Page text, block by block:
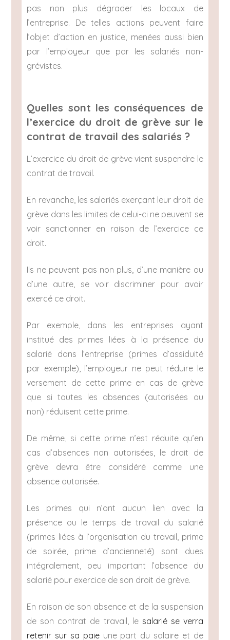
pas non plus dégrader les locaux de
l’entreprise. De telles actions peuvent faire
l’objet d’action en justice, menées aussi bien
par l’employeur que par les salariés non-
grévistes.
Quelles sont les conséquences de
l’exercice du droit de grève sur le
contrat de travail des salariés ?
L’exercice du droit de grève vient suspendre le
contrat de travail.
En revanche, les salariés exerçant leur droit de
grève dans les limites de celui-ci ne peuvent se
voir sanctionner en raison de l’exercice ce
droit.
Ils ne peuvent pas non plus, d’une manière ou
d’une autre, se voir discriminer pour avoir
exercé ce droit.
Par exemple, dans les entreprises ayant
institué des primes liées à la présence du
salarié dans l’entreprise (primes d’assiduité
par exemple), l’employeur ne peut réduire le
versement de cette prime en cas de grève
que si toutes les absences (autorisées ou
non) réduisent cette prime.
De même, si cette prime n’est réduite qu’en
cas d’absences non autorisées, le droit de
grève devra être considéré comme une
absence autorisée.
Les primes qui n’ont aucun lien avec la
présence ou le temps de travail du salarié
(primes liées à l’organisation du travail, prime
de soirée, prime d’ancienneté) sont dues
intégralement, peu important l’absence du
salarié pour exercice de son droit de grève.
En raison de son absence et de la suspension
de son contrat de travail, le salarié se verra
retenir sur sa paieune part du salaire et de